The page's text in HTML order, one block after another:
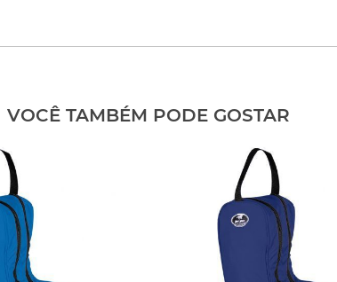
VOCÊ TAMBÉM PODE GOSTAR